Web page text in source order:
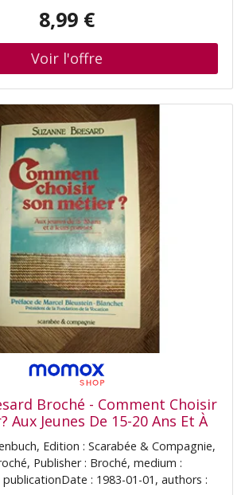
8,99 €
Broché - Comment Choisir
Aux Jeunes De 15-20 Ans Et À
Leurs Parents
Edition : Scarabée & Compagnie,
Publisher : Broché, medium :
publicationDate : 1983-01-01, authors :